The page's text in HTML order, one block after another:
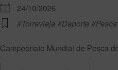
24/10/2026
#Torrevieja #Deporte
Campeonato Mundial de Pesca